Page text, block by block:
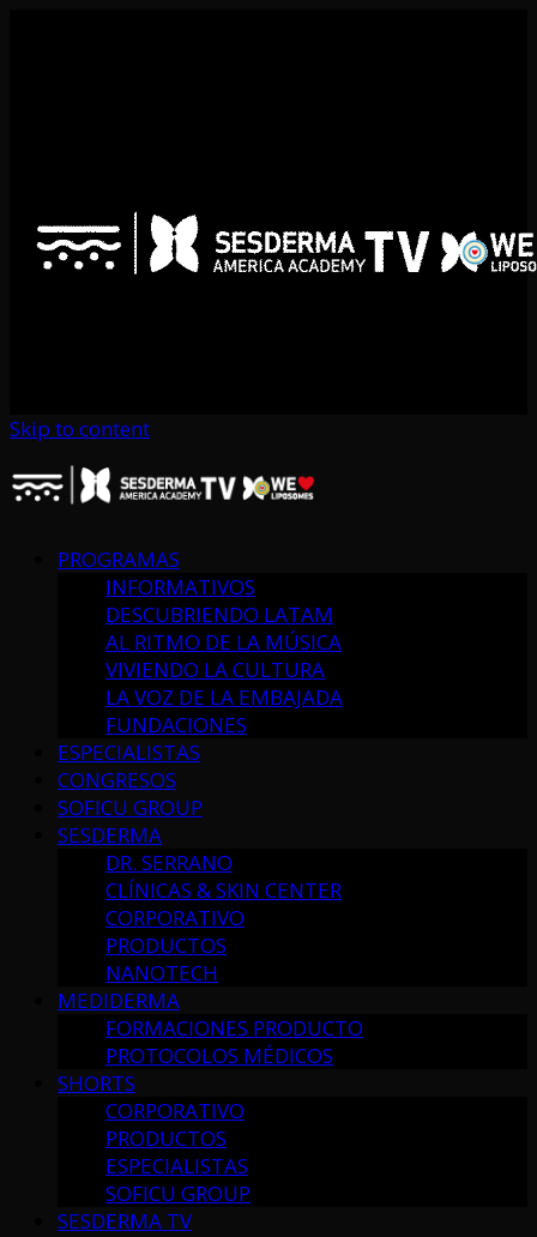
Skip to content
PROGRAMAS
INFORMATIVOS
DESCUBRIENDO LATAM
AL RITMO DE LA MÚSICA
VIVIENDO LA CULTURA
LA VOZ DE LA EMBAJADA
FUNDACIONES
ESPECIALISTAS
CONGRESOS
SOFICU GROUP
SESDERMA
DR. SERRANO
CLÍNICAS & SKIN CENTER
CORPORATIVO
PRODUCTOS
NANOTECH
MEDIDERMA
FORMACIONES PRODUCTO
PROTOCOLOS MÉDICOS
SHORTS
CORPORATIVO
PRODUCTOS
ESPECIALISTAS
SOFICU GROUP
SESDERMA TV